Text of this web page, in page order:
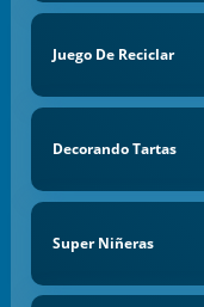
Juego De Reciclar
Decorando Tartas
Super Niñeras